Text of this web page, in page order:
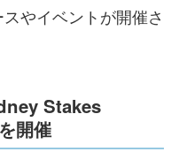
やイベントが開催さ
Stakes
開催